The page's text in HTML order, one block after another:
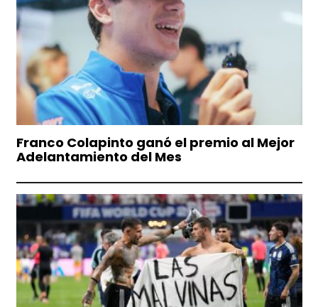
Franco Colapinto ganó el premio al Mejor
Adelantamiento del Mes